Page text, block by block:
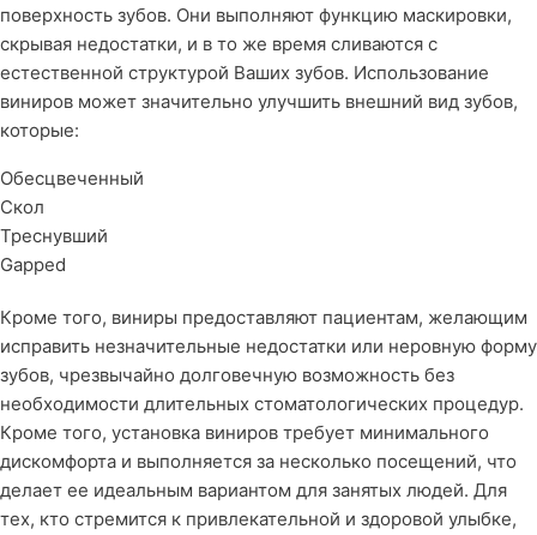
поверхность зубов. Они выполняют функцию маскировки,
скрывая недостатки, и в то же время сливаются с
естественной структурой Ваших зубов. Использование
виниров может значительно улучшить внешний вид зубов,
которые:
Обесцвеченный
Скол
Треснувший
Gapped
Кроме того, виниры предоставляют пациентам, желающим
исправить незначительные недостатки или неровную форму
зубов, чрезвычайно долговечную возможность без
необходимости длительных стоматологических процедур.
Кроме того, установка виниров требует минимального
дискомфорта и выполняется за несколько посещений, что
делает ее идеальным вариантом для занятых людей. Для
тех, кто стремится к привлекательной и здоровой улыбке,